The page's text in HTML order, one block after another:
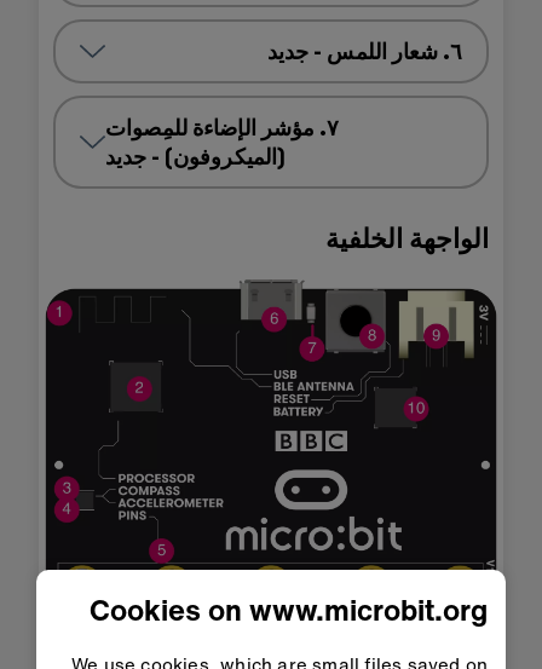
٦. شعار اللمس - جديد
٧. مؤشر الإضاءة للمِصوات
(الميكروفون) - جديد
الواجهة الخلفية
النسخة الأصلية (micro:bit V1)
Cookies on www.microbit.org
We use cookies, which are small files saved on